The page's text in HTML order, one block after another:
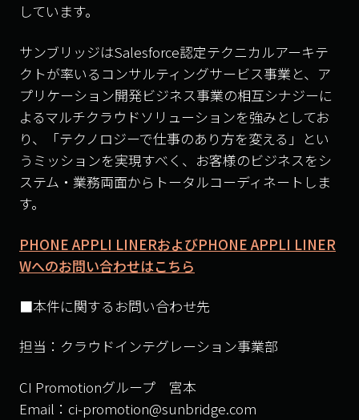
しています。
サンブリッジはSalesforce認定テクニカルアーキテ
クトが率いるコンサルティングサービス事業と、ア
プリケーション開発ビジネス事業の相互シナジーに
よるマルチクラウドソリューションを強みとしてお
り、「テクノロジーで仕事のあり方を変える」とい
うミッションを実現すべく、お客様のビジネスをシ
ステム・業務両面からトータルコーディネートしま
す。
PHONE APPLI LINERおよびPHONE APPLI LINER
Wへのお問い合わせはこちら
■本件に関するお問い合わせ先
担当：クラウドインテグレーション事業部
CI Promotionグループ 宮本
Email：ci-promotion@sunbridge.com